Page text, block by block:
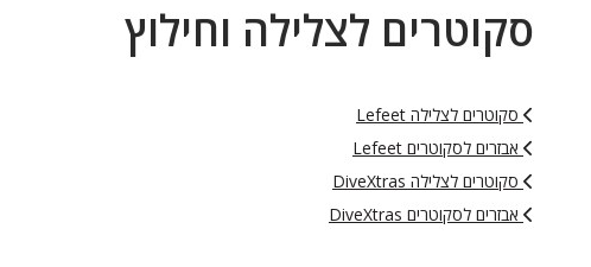
סקוטרים לצלילה וחילוץ
סקוטרים לצלילה Lefeet
אבזרים לסקוטרים Lefeet
סקוטרים לצלילה DiveXtras
אבזרים לסקוטרים DiveXtras